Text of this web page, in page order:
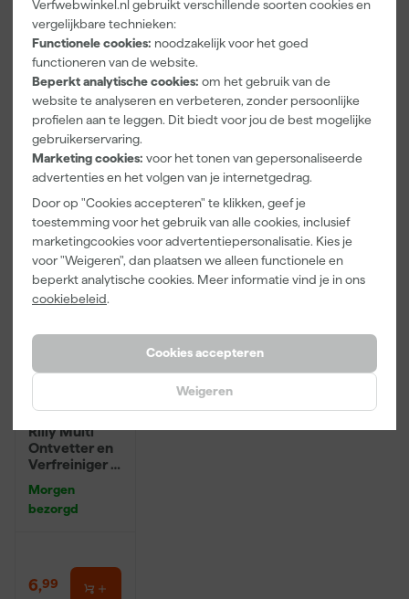
Verfwebwinkel.nl gebruikt verschillende soorten cookies en
vergelijkbare technieken:
Functionele cookies: noodzakelijk voor het goed
functioneren van de website.
Beperkt analytische cookies: om het gebruik van de
website te analyseren en verbeteren, zonder persoonlijke
profielen aan te leggen. Dit biedt voor jou de best mogelijke
gebruikerservaring.
Marketing cookies: voor het tonen van gepersonaliseerde
advertenties en het volgen van je internetgedrag.
Door op "Cookies accepteren" te klikken, geef je
toestemming voor het gebruik van alle cookies, inclusief
marketingcookies voor advertentiepersonalisatie. Kies je
voor "Weigeren", dan plaatsen we alleen functionele en
beperkt analytische cookies. Meer informatie vind je in ons
cookiebeleid.
Cookies accepteren
Weigeren
Paintura
Lucamax
Washi tape -
50mx24mm
Morgen
bezorgd
Adviesprijs
3,99
incl. BTW
Go!Paint
Economy S
Verfbak -
10cm Roller -
15 x 32 cm + 5
inzetbakken
Morgen
bezorgd
2,99
incl. BTW
Muurverfset
6-delig
Morgen
bezorgd
19,95
incl. BTW
Onze Top 10
Rilly Multi
Ontvetter en
Verfreiniger –
Morgen
bezorgd
6,99